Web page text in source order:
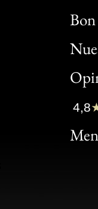
Bon
Clic
Bon
4,8